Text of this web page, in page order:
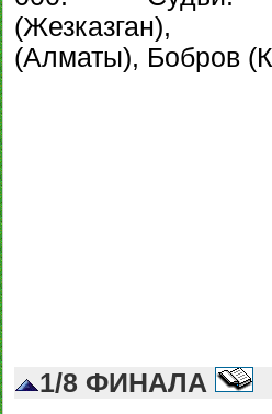
(Жезказган),
(Алматы), Бобров
1/8 ФИНАЛА